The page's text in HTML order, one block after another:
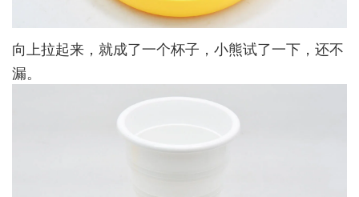
向上拉起来，就成了一个杯子，小熊试了一下，还不
漏。